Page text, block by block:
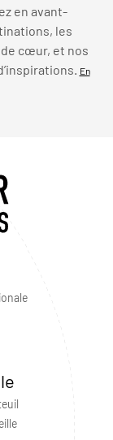
en avant-
les
cœur, et nos
En